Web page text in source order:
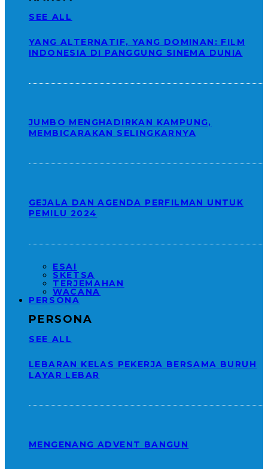
SEE ALL
YANG ALTERNATIF, YANG DOMINAN: FILM
INDONESIA DI PANGGUNG SINEMA DUNIA
JUMBO MENGHADIRKAN KAMPUNG,
MEMBICARAKAN SELINGKARNYA
GEJALA DAN AGENDA PERFILMAN UNTUK
PEMILU 2024
ESAI
SKETSA
TERJEMAHAN
WACANA
PERSONA
PERSONA
SEE ALL
LEBARAN KELAS PEKERJA BERSAMA BURUH
LAYAR LEBAR
MENGENANG ADVENT BANGUN